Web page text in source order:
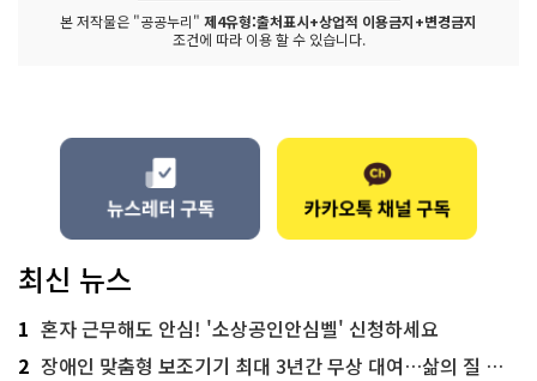
본 저작물은 "공공누리" 제4유형:출처표시+상업적 이용금지+변경금지
조건에 따라 이용 할 수 있습니다.
최신 뉴스
1 혼자 근무해도 안심! '소상공인안심벨' 신청하세요
2 장애인 맞춤형 보조기기 최대 3년간 무상 대여…삶의 질 높인다